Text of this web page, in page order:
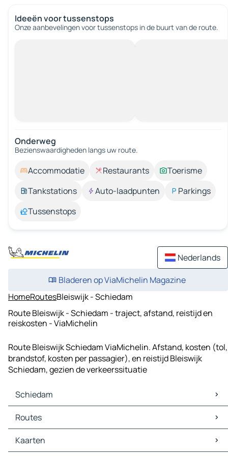
Ideeën voor tussenstops
Onze aanbevelingen voor tussenstops in de buurt van de route.
Onderweg
Bezienswaardigheden langs uw route.
Accommodatie Restaurants
Toerisme
Tankstations
Auto-laadpunten
Parkings
Tussenstops
Nederlands
Bladeren op ViaMichelin Magazine
HomeRoutesBleiswijk - Schiedam
Route Bleiswijk - Schiedam - traject, afstand, reistijd en
reiskosten - ViaMichelin
Route Bleiswijk Schiedam ViaMichelin. Afstand, kosten (tol,
brandstof, kosten per passagier), en reistijd Bleiswijk
Schiedam, gezien de verkeerssituatie
Schiedam
Schiedam Kaarten
Schiedam Verkeer
Schiedam Hotels
Schiedam Restaurants
Routes
Routes Schiedam - Rotterdam
Routes Schiedam - 's-Gravenhage
Kaarten